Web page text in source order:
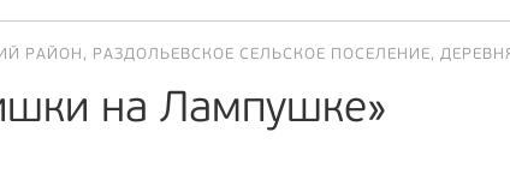
РАЙОН, РАЗДОЛЬЕВСКОЕ СЕЛЬСКОЕ ПОСЕЛЕНИЕ,
на Лампушке»